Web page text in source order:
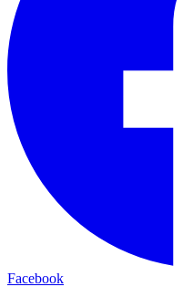
Facebook